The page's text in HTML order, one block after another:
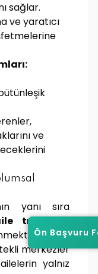
Ön Başvuru
sağlar.
ve yaratıcı
ve
yanı sıra
travması
Sivil
merkezler
yalnız
Ön Başvuru